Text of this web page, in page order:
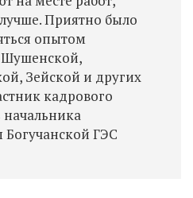
Приятно было
опытом
Шушенской,
Зейской и других
кадрового
начальника
ГЭС